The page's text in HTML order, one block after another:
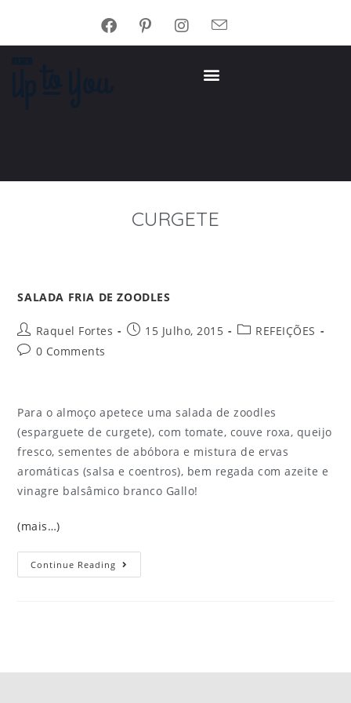
CURGETE
SALADA FRIA DE ZOODLES
Raquel Fortes 15 Julho, 2015
REFEIÇÕES
0 Comments
Para o almoço apetece uma salada de zoodles
(esparguete de curgete), com tomate, couve roxa, queijo
fresco, sementes de abóbora e mistura de ervas
aromáticas (salsa e coentros), bem regada com azeite e
vinagre balsâmico branco Gallo!
(mais…)
Continue Reading